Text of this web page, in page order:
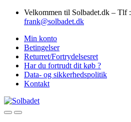
Skip
Skip
Velkommen til Solbadet.dk – Tlf :
frank@solbadet.dk
Min konto
Betingelser
Returret/Fortrydelsesret
Har du fortrudt dit køb ?
Data- og sikkerhedspolitik
Kontakt
OpenClose